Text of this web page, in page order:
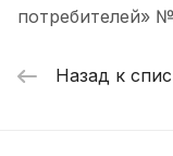
потребителей»
Назад к